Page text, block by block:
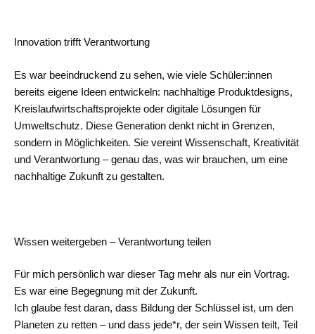
Innovation trifft Verantwortung
Es war beeindruckend zu sehen, wie viele Schüler:innen
bereits eigene Ideen entwickeln: nachhaltige Produktdesigns,
Kreislaufwirtschaftsprojekte oder digitale Lösungen für
Umweltschutz. Diese Generation denkt nicht in Grenzen,
sondern in Möglichkeiten. Sie vereint Wissenschaft, Kreativität
und Verantwortung – genau das, was wir brauchen, um eine
nachhaltige Zukunft zu gestalten.
Wissen weitergeben – Verantwortung teilen
Für mich persönlich war dieser Tag mehr als nur ein Vortrag.
Es war eine Begegnung mit der Zukunft.
Ich glaube fest daran, dass Bildung der Schlüssel ist, um den
Planeten zu retten – und dass jede*r, der sein Wissen teilt, Teil